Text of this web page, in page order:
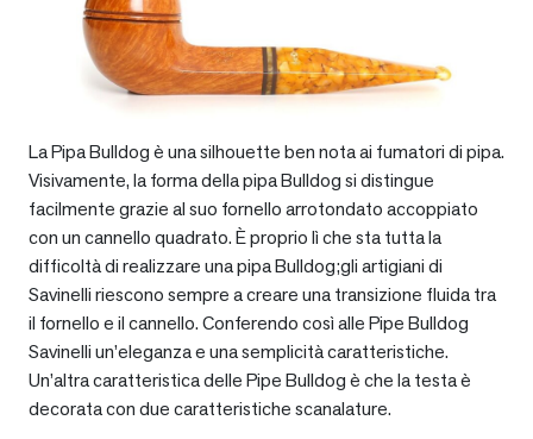
La Pipa Bulldog è una silhouette ben nota ai fumatori di pipa.
Visivamente, la forma della pipa Bulldog si distingue
facilmente grazie al suo fornello arrotondato accoppiato
con un cannello quadrato. È proprio lì che sta tutta la
difficoltà di realizzare una pipa Bulldog;gli artigiani di
Savinelli riescono sempre a creare una transizione fluida tra
il fornello e il cannello. Conferendo così alle Pipe Bulldog
Savinelli un’eleganza e una semplicità caratteristiche.
Un’altra caratteristica delle Pipe Bulldog è che la testa è
decorata con due caratteristiche scanalature.